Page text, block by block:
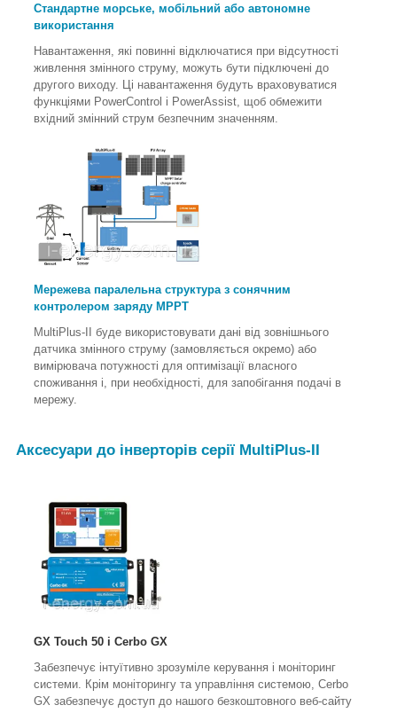
Стандартне морське, мобільний або автономне
використання
Навантаження, які повинні відключатися при відсутності
живлення змінного струму, можуть бути підключені до
другого виходу. Ці навантаження будуть враховуватися
функціями PowerControl і PowerAssist, щоб обмежити
вхідний змінний струм безпечним значенням.
Мережева паралельна структура з сонячним
контролером заряду MPPT
MultiPlus-II буде використовувати дані від зовнішнього
датчика змінного струму (замовляється окремо) або
вимірювача потужності для оптимізації власного
споживання і, при необхідності, для запобігання подачі в
мережу.
Аксесуари до інверторів серії MultiPlus-II
GX Touch 50 і Cerbo GX
Забезпечує інтуїтивно зрозуміле керування і моніторинг
системи. Крім моніторингу та управління системою, Cerbo
GX забезпечує доступ до нашого безкоштовного веб-сайту